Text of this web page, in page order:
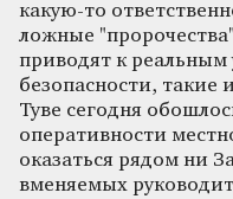
какую‑то
ложные
приводят к
безопасности, такие
Туве сегодня
оперативности
оказаться рядом ни
вменяемых